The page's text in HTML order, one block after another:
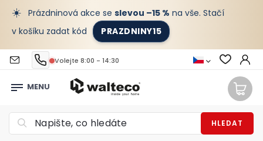
☀️ Prázdninová akce se slevou –15 % na vše. Stačí
v košíku zadat kód
PRAZDNINY15
Volejte 8:00 - 14:30
HLEDAT